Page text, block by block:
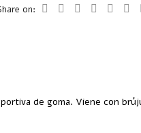
on:
de goma. Viene con